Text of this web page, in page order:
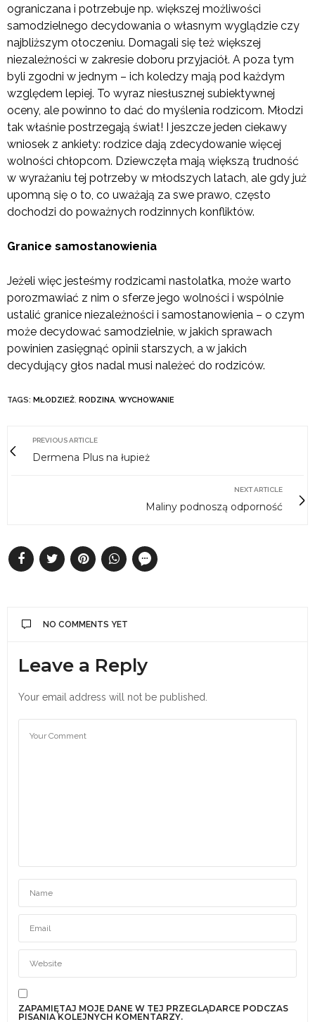
ograniczana i potrzebuje np. większej możliwości
samodzielnego decydowania o własnym wyglądzie czy
najbliższym otoczeniu. Domagali się też większej
niezależności w zakresie doboru przyjaciół. A poza tym
byli zgodni w jednym – ich koledzy mają pod każdym
względem lepiej. To wyraz niesłusznej subiektywnej
oceny, ale powinno to dać do myślenia rodzicom. Młodzi
tak właśnie postrzegają świat! I jeszcze jeden ciekawy
wniosek z ankiety: rodzice dają zdecydowanie więcej
wolności chłopcom. Dziewczęta mają większą trudność
w wyrażaniu tej potrzeby w młodszych latach, ale gdy już
upomną się o to, co uważają za swe prawo, często
dochodzi do poważnych rodzinnych konfliktów.
Granice samostanowienia
Jeżeli więc jesteśmy rodzicami nastolatka, może warto
porozmawiać z nim o sferze jego wolności i wspólnie
ustalić granice niezależności i samostanowienia – o czym
może decydować samodzielnie, w jakich sprawach
powinien zasięgnąć opinii starszych, a w jakich
decydujący głos nadal musi należeć do rodziców.
TAGS: MŁODZIEŻ, RODZINA, WYCHOWANIE
PREVIOUS ARTICLE
Dermena Plus na łupież
NEXT ARTICLE
Maliny podnoszą odporność
NO COMMENTS YET
Leave a Reply
Your email address will not be published.
ZAPAMIĘTAJ MOJE DANE W TEJ PRZEGLĄDARCE PODCZAS
PISANIA KOLEJNYCH KOMENTARZY.